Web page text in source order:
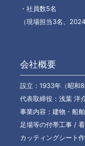
・社員数5名
（現場担当3名、
会社概要
設立：1933年（昭和8
代表取締役：浅葉 洋
事業内容：建物・船
足場等の付帯工事 /
カッティングシート